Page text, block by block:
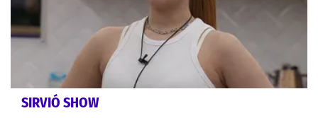
SIRVIÓ SHOW